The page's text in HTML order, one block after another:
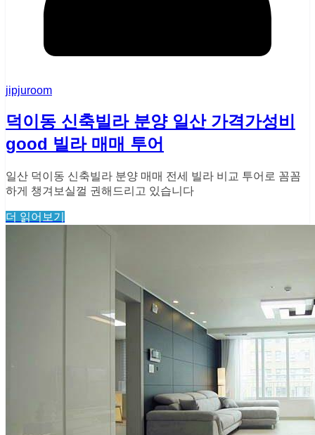
jipjuroom
덕이동 신축빌라 분양 일산 가격가성비
good 빌라 매매 투어
일산 덕이동 신축빌라 분양 매매 전세 빌라 비교 투어로 꼼꼼
하게 챙겨보실껄 권해드리고 있습니다
더 읽어보기